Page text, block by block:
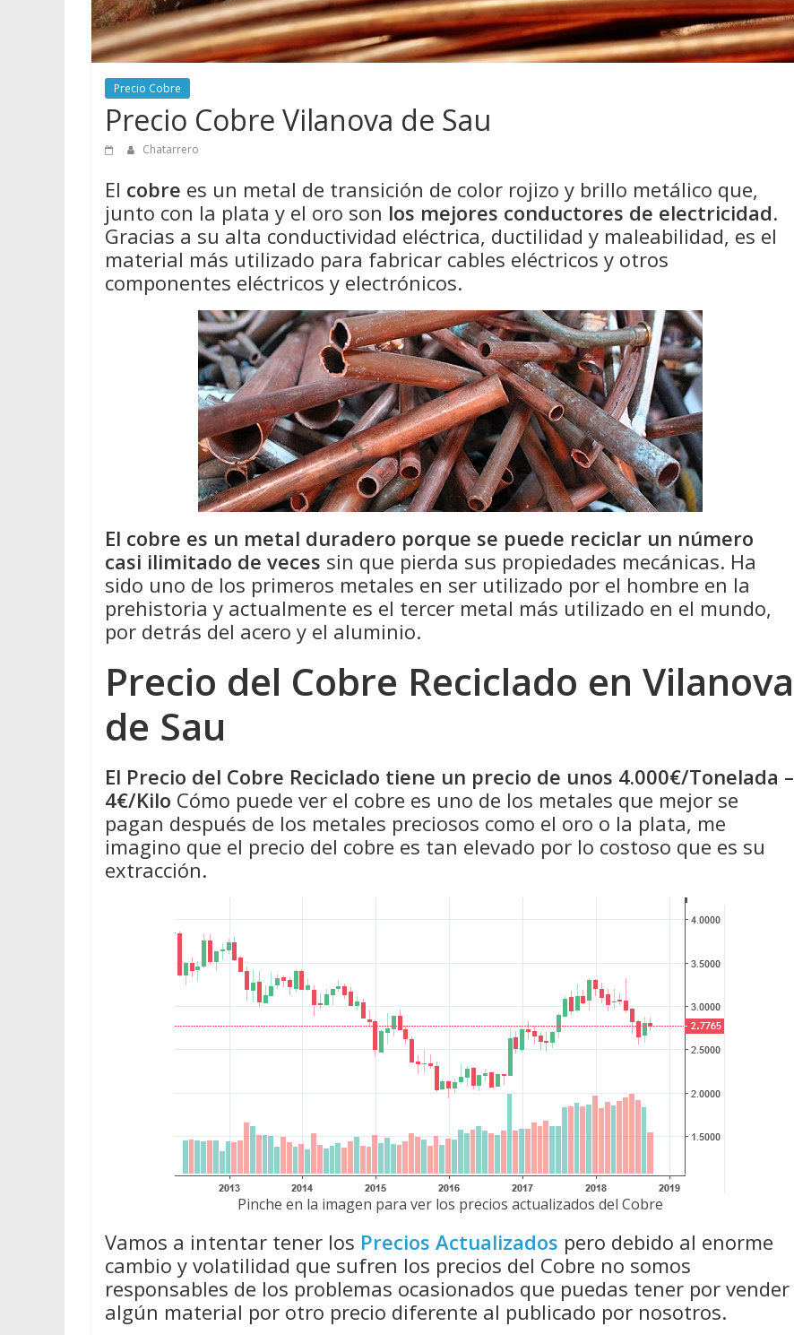
Precio Cobre
Precio Cobre Vilanova de Sau
Chatarrero
El cobre es un metal de transición de color rojizo y brillo metálico que,
junto con la plata y el oro son los mejores conductores de electricidad.
Gracias a su alta conductividad eléctrica, ductilidad y maleabilidad, es el
material más utilizado para fabricar cables eléctricos y otros
componentes eléctricos y electrónicos.
El cobre es un metal duradero porque se puede reciclar un número
casi ilimitado de veces sin que pierda sus propiedades mecánicas. Ha
sido uno de los primeros metales en ser utilizado por el hombre en la
prehistoria y actualmente es el tercer metal más utilizado en el mundo,
por detrás del acero y el aluminio.
Precio del Cobre Reciclado en Vilanova
de Sau
El Precio del Cobre Reciclado tiene un precio de unos 4.000€/Tonelada –
4€/Kilo Cómo puede ver el cobre es uno de los metales que mejor se
pagan después de los metales preciosos como el oro o la plata, me
imagino que el precio del cobre es tan elevado por lo costoso que es su
extracción.
Pinche en la imagen para ver los precios actualizados del Cobre
Vamos a intentar tener los Precios Actualizados pero debido al enorme
cambio y volatilidad que sufren los precios del Cobre no somos
responsables de los problemas ocasionados que puedas tener por vender
algún material por otro precio diferente al publicado por nosotros.